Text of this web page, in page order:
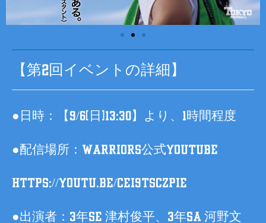
【第2回イベントの詳細】
●日時：【9/6(日)13:30】より、1時間程度
●配信場所：WARRIORS公式YouTube
https://youtu.be/CEi9tsCZpiE
●出演者：3年SE 津村俊平、3年SA 河野文